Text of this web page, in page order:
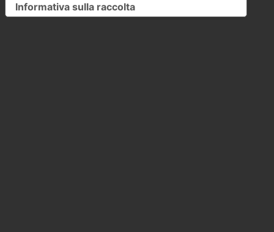
Informativa sulla raccolta